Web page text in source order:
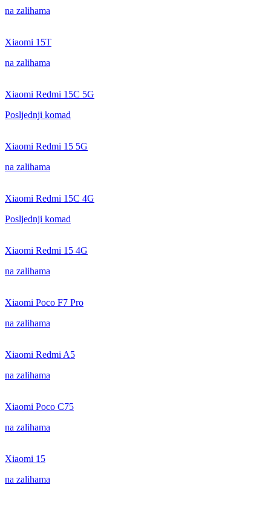
na zalihama
Xiaomi 15T
na zalihama
Xiaomi Redmi 15C 5G
Posljednji komad
Xiaomi Redmi 15 5G
na zalihama
Xiaomi Redmi 15C 4G
Posljednji komad
Xiaomi Redmi 15 4G
na zalihama
Xiaomi Poco F7 Pro
na zalihama
Xiaomi Redmi A5
na zalihama
Xiaomi Poco C75
na zalihama
Xiaomi 15
na zalihama